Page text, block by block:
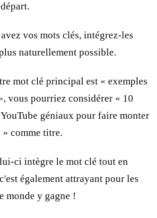
vos mots clés, intégrez-les
naturellement possible.
mot clé principal est « exemples
vous pourriez considérer « 10
géniaux pour faire monter
comme titre.
ci intègre le mot clé tout en
également attrayant pour les
monde y gagne !